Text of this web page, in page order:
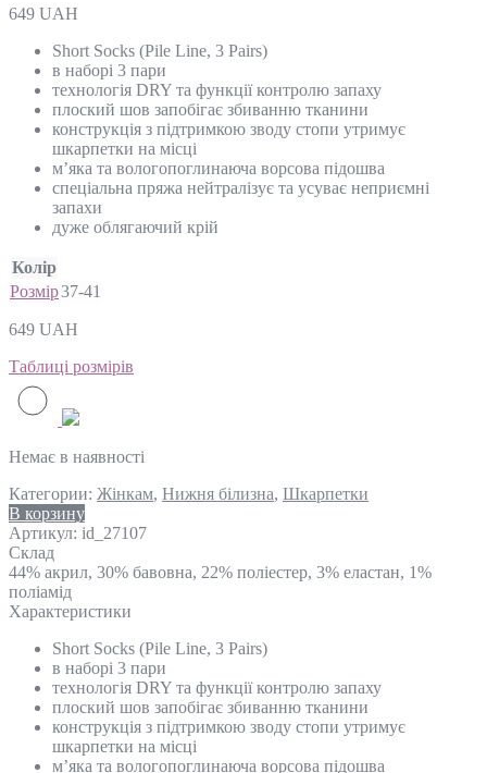
649 UAH
Short Socks (Pile Line, 3 Pairs)
в наборі 3 пари
технологія DRY та функції контролю запаху
плоский шов запобігає збиванню тканини
конструкція з підтримкою зводу стопи утримує
шкарпетки на місці
м’яка та вологопоглинаюча ворсова підошва
спеціальна пряжа нейтралізує та усуває неприємні
запахи
дуже облягаючий крій
Колір
Розмір37-41
649 UAH
Таблиці розмірів
Немає в наявності
Категории: Жінкам, Нижня білизна, Шкарпетки
В корзину
Артикул: id_27107
Склад
44% акрил, 30% бавовна, 22% поліестер, 3% еластан, 1%
поліамід
Характеристики
Short Socks (Pile Line, 3 Pairs)
в наборі 3 пари
технологія DRY та функції контролю запаху
плоский шов запобігає збиванню тканини
конструкція з підтримкою зводу стопи утримує
шкарпетки на місці
м’яка та вологопоглинаюча ворсова підошва